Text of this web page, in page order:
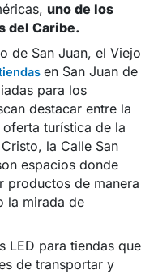
uno de los
del Caribe.
de San Juan, el Viejo
en San Juan de
para los
destacar entre la
turística de la
la Calle San
espacios donde
productos de manera
la mirada de
LED para tiendas que
de transportar y